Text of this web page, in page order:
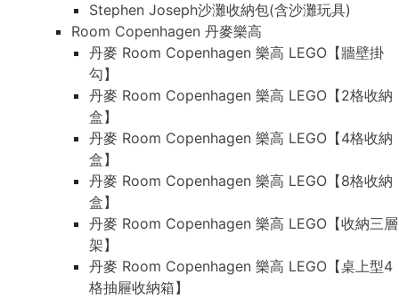
Stephen Joseph沙灘收納包(含沙灘玩具)
Room Copenhagen 丹麥樂高
丹麥 Room Copenhagen 樂高 LEGO【牆壁掛
勾】
丹麥 Room Copenhagen 樂高 LEGO【2格收納
盒】
丹麥 Room Copenhagen 樂高 LEGO【4格收納
盒】
丹麥 Room Copenhagen 樂高 LEGO【8格收納
盒】
丹麥 Room Copenhagen 樂高 LEGO【收納三層
架】
丹麥 Room Copenhagen 樂高 LEGO【桌上型4
格抽屜收納箱】